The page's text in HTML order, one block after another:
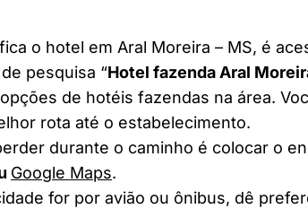
o hotel em Aral Moreira – MS, é
pesquisa “Hotel fazenda Aral
de hotéis fazendas na área.
rota até o estabelecimento.
durante o caminho é colocar o
Google Maps.
for por avião ou ônibus, dê